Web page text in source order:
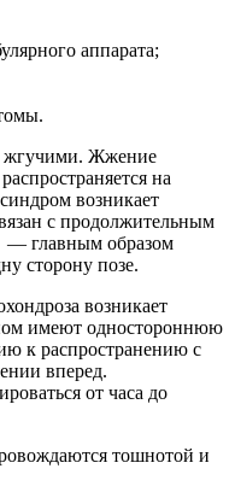
аппарата;
жгучими. Жжение
на
возникает
с продолжительным
главным образом
сторону позе.
возникает
имеют одностороннюю
к распространению с
вперед.
от часа до
тошнотой и